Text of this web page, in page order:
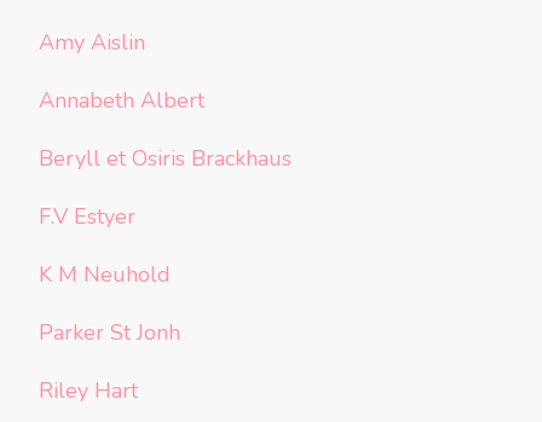
Amy Aislin
Annabeth Albert
Beryll et Osiris Brackhaus
F.V Estyer
K M Neuhold
Parker St Jonh
Riley Hart